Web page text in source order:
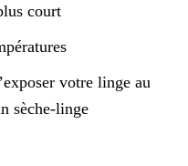
court
votre linge au
sèche-linge